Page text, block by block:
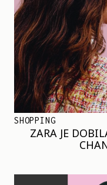
SHOPPING
ZARA JE